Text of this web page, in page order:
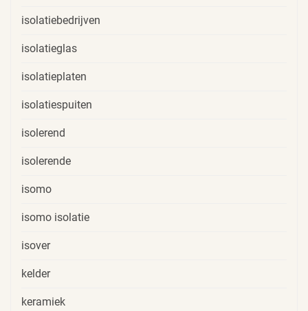
isolatiebedrijven
isolatieglas
isolatieplaten
isolatiespuiten
isolerend
isolerende
isomo
isomo isolatie
isover
kelder
keramiek